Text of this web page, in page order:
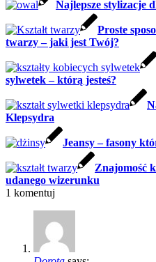
Najlepsze stylizacje
Proste
twarzy – jaki jest Twój?
sylwetek – którą jesteś?
Klepsydra
Jeansy – fasony
Znajomość
udanego wizerunku
1 komentuj